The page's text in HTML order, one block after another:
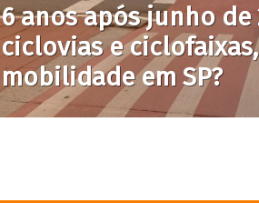
6 anos após junho de
ciclovias e
mobilidade em SP?